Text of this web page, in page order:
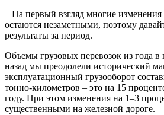
– На первый взгляд многие изменения
остаются незаметными, поэтому
результаты за период.
Объемы грузовых перевозок из года в
назад мы преодолели исторический
эксплуатационный грузооборот
тонно-километ­ров – это на 15
году. При этом изменения на 1–3
существенными на железной дороге.